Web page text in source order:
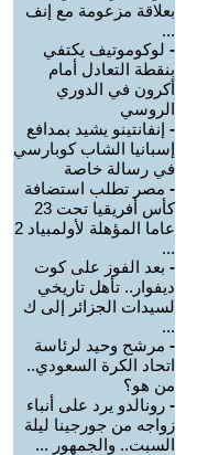
بعلاقة مزعومة مع إنف
...
- لوكوموتيف يكتفي
بنقطة التعادل أمام
أكرون في الدوري
الروسي
- إنفانتينو يشيد بمدافع
إسبانيا الشاب كوبارسي
في رسالة خاصة
- مصر تطلب استضافة
كأس أفريقيا تحت 23
عاما المؤهلة لأولمبياد 2
...
- بعد الفوز على كوت
ديفوار.. تأهل تاريخي
لسيدات الجزائر إلى ك
...
- مرشح وحيد لرئاسة
اتحاد الكرة السعودي..
من هو؟
- رونالدو يرد على أنباء
زواجه من جورجينا ليلة
السبت.. والجمهور ...